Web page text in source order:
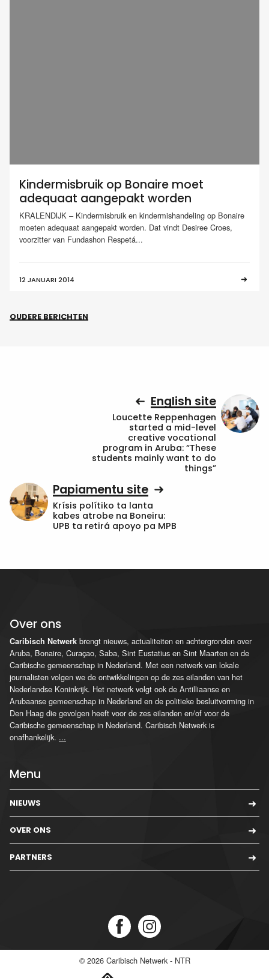
Kindermisbruik op Bonaire moet
adequaat aangepakt worden
KRALENDIJK – Kindermisbruik en kindermishandeling op Bonaire
moeten adequaat aangepakt worden. Dat vindt Desiree Croes,
voorzitter van Fundashon Respetá...
12 JANUARI 2014
OUDERE BERICHTEN
English site
Loucette Reppenhagen
started a mid-level
creative vocational
program in Aruba: “These
students mainly want to do
things”
Papiamentu site
Krísis polítiko ta lanta
kabes atrobe na Boneiru:
UPB ta retirá apoyo pa MPB
Over ons
Caribisch Netwerk brengt nieuws, actualiteiten en achtergronden over
Aruba, Bonaire, Curaçao, Saba, Sint Eustatius en Sint Maarten en de
Caribische gemeenschap in Nederland. Met een netwerk van lokale
journalisten volgen we de ontwikkelingen op de zes eilanden van het
Nederlandse Koninkrijk. Het netwerk volgt ook de Antilliaanse en
Arubaanse gemeenschap in Nederland en de politieke besluitvorming in
Den Haag die gevolgen heeft voor de zes eilanden en/of voor de
Caribische gemeenschap in Nederland. Caribisch Netwerk is
onafhankelijk. ...
Menu
NIEUWS
OVER ONS
PARTNERS
© 2026 Caribisch Netwerk - NTR